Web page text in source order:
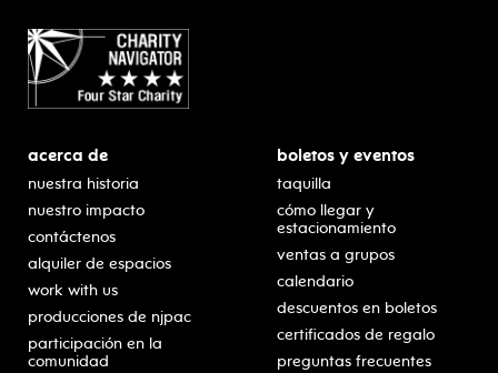
acerca de
nuestra historia
nuestro impacto
contáctenos
alquiler de espacios
work with us
producciones de njpac
participación en la
comunidad
boletos y eventos
taquilla
cómo llegar y
estacionamiento
ventas a grupos
calendario
descuentos en boletos
certificados de regalo
preguntas frecuentes